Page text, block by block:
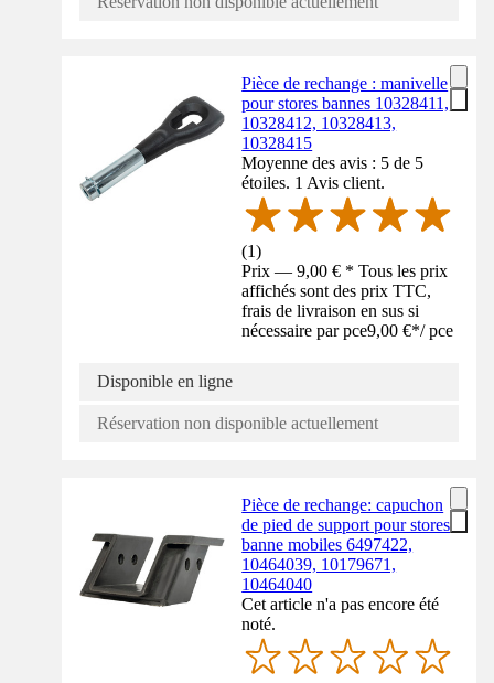
Pièce de rechange : manivelle
pour stores bannes 10328411,
10328412, 10328413,
10328415
Moyenne des avis : 5 de 5
étoiles. 1 Avis client.
(1)
Prix — 9,00 € * Tous les prix
affichés sont des prix TTC,
frais de livraison en sus si
nécessaire par pce9,00 €*/ pce
Disponible en ligne
Réservation non disponible actuellement
Pièce de rechange: capuchon
de pied de support pour stores
banne mobiles 6497422,
10464039, 10179671,
10464040
Cet article n'a pas encore été
noté.